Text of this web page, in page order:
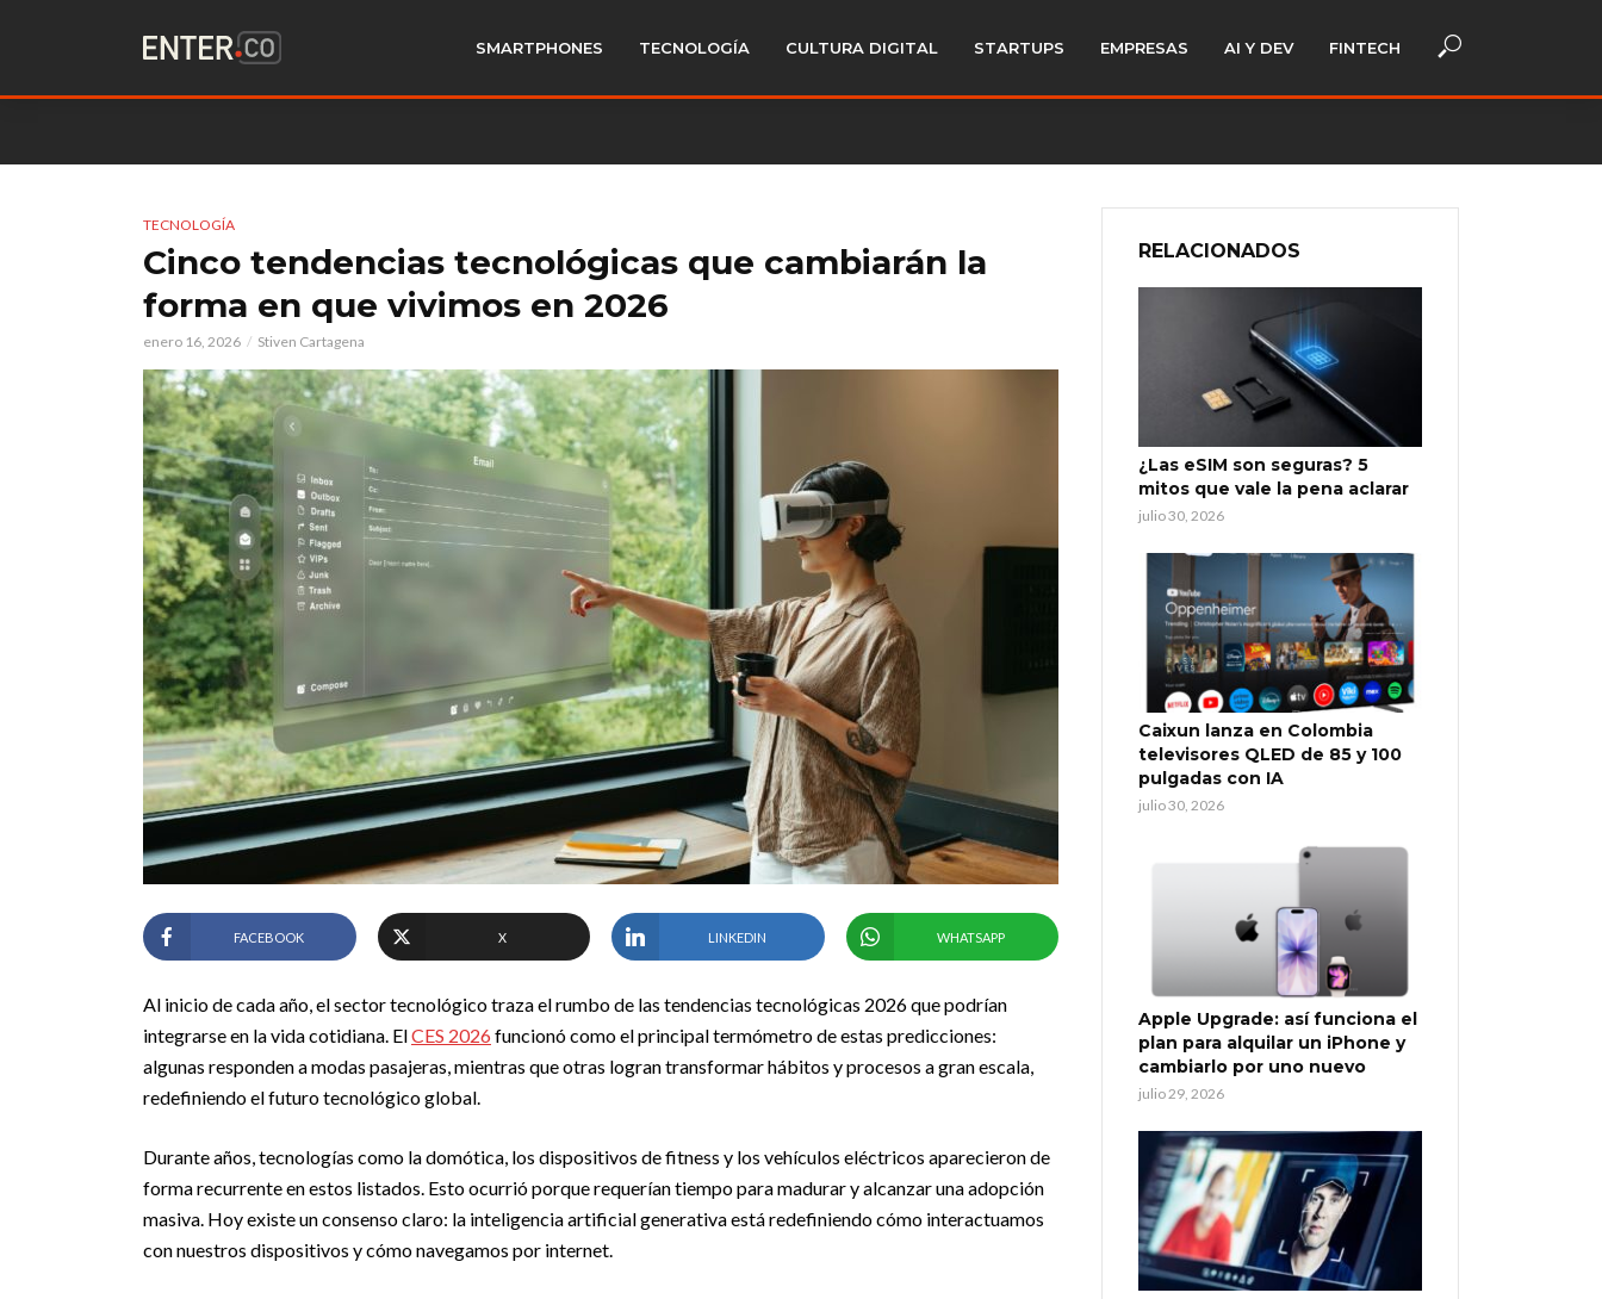
SMARTPHONES TECNOLOGÍA CULTURA DIGITAL STARTUPS EMPRESAS AI Y DEV FINTECH
TECNOLOGÍA
Cinco tendencias tecnológicas que cambiarán la
forma en que vivimos en 2026
enero 16, 2026 Stiven Cartagena
FACEBOOK X LINKEDIN WHATSAPP
Al inicio de cada año, el sector tecnológico traza el rumbo de las tendencias tecnológicas 2026 que podrían
integrarse en la vida cotidiana. ElCES 2026funcionó como el principal termómetro de estas predicciones:
algunas responden a modas pasajeras, mientras que otras logran transformar hábitos y procesos a gran escala,
redefiniendo el futuro tecnológico global.
Durante años, tecnologías como la domótica, los dispositivos de fitness y los vehículos eléctricos aparecieron de
forma recurrente en estos listados. Esto ocurrió porque requerían tiempo para madurar y alcanzar una adopción
masiva. Hoy existe un consenso claro: la inteligencia artificial generativa está redefiniendo cómo interactuamos
con nuestros dispositivos y cómo navegamos por internet.
RELACIONADOS
¿Las eSIM son seguras? 5
mitos que vale la pena aclarar
julio 30, 2026
Caixun lanza en Colombia
televisores QLED de 85 y 100
pulgadas con IA
julio 30, 2026
Apple Upgrade: así funciona el
plan para alquilar un iPhone y
cambiarlo por uno nuevo
julio 29, 2026